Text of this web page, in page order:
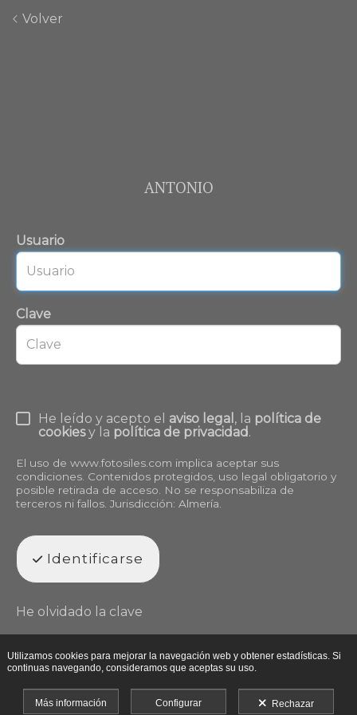
Volver
ANTONIO
Usuario
Clave
He leído y acepto el aviso legal , la política de
cookiesy la política de privacidad.
El uso de www.fotosiles.com implica aceptar sus
condiciones. Contenidos protegidos, uso legal obligatorio y
posible retirada de acceso. No se responsabiliza de
terceros ni fallos. Jurisdicción: Almería.
Identificarse
He olvidado la clave
Utilizamos cookies para mejorar la navegación web y obtener estadísticas. Si
continuas navegando, consideramos que aceptas su uso.
Más información Configurar Rechazar